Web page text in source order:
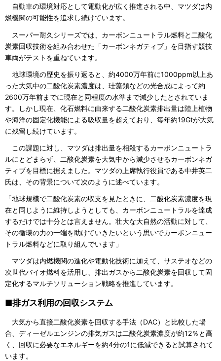
自動車の環境対応として電動化が広く推進される中、マツダは内
燃機関の可能性を追求し続けています。
スーパー耐久シリーズでは、カーボンニュートラル燃料と二酸化
炭素回収技術を組み合わせた「カーボンネガティブ」を目指す競技
車両がテストを重ねています。
地球環境の歴史を振り返ると、約4000万年前に1000ppm以上あ
った大気中の二酸化炭素濃度は、珪藻類などの光合成によって約
2600万年前までに現在と同程度の水準まで減少したとされていま
す。しかし現在、化石燃料に由来する二酸化炭素排出量は陸上植物
や海洋の固定化機能による吸収量を超えており、毎年約19Gtが大気
に残留し続けています。
この課題に対し、マツダは排出量を相殺するカーボンニュートラ
ルにとどまらず、二酸化炭素を大気中から減少させるカーボンネガ
ティブを目標に据えました。マツダの上席執行役員である中井英二
氏は、その背景について次のように述べています。
「地球規模で二酸化炭素の収支を見たときに、二酸化炭素濃度を現
在と同じように維持しようとしても、カーボンニュートラルを達成
するだけでは十分とは言えません。壮大な大自然の活動に対して、
その循環の力の一端を助けていきたいという思いでカーボンニュー
トラル燃料などに取り組んでいます」
マツダは内燃機関の進化や電動化技術に加えて、サステオなどの
次世代バイオ燃料を活用し、排出ガスから二酸化炭素を回収して固
定化するマルチソリューション戦略を推進しています。
■排ガス利用の回収システム
大気から直接二酸化炭素を回収する手法（DAC）と比較した場
合、ディーゼルエンジンの排気ガスは二酸化炭素濃度が約12％と高
く、回収に必要なエネルギーを約4分の1に低減できると試算されて
います。